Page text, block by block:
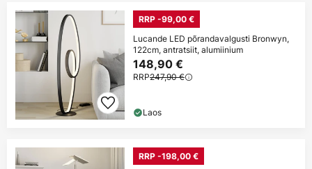
RRP -99,00 €
Lucande LED põrandavalgusti Bronwyn,
122cm, antratsiit, alumiinium
148,90 €
RRP247,90 €
Laos
RRP -198,00 €